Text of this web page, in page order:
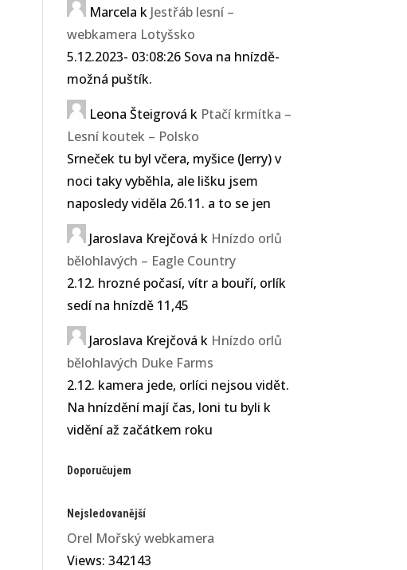
Marcela k Jestřáb lesní –
webkamera Lotyšsko
5.12.2023- 03:08:26 Sova na hnízdě-
možná puštík.
Leona Šteigrová k Ptačí krmítka –
Lesní koutek – Polsko
Srneček tu byl včera, myšice (Jerry) v
noci taky vyběhla, ale lišku jsem
naposledy viděla 26.11. a to se jen
Jaroslava Krejčová k Hnízdo orlů
bělohlavých – Eagle Country
2.12. hrozné počasí, vítr a bouří, orlík
sedí na hnízdě 11,45
Jaroslava Krejčová k Hnízdo orlů
bělohlavých Duke Farms
2.12. kamera jede, orlíci nejsou vidět.
Na hnízdění mají čas, loni tu byli k
vidění až začátkem roku
Doporučujem
Nejsledovanější
Orel Mořský webkamera
Views: 342143